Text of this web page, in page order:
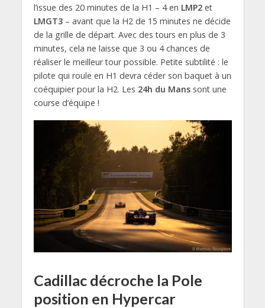
l’issue des 20 minutes de la H1 – 4 en LMP2et
LMGT3– avant que la H2 de 15 minutes ne décide
de la grille de départ. Avec des tours en plus de 3
minutes, cela ne laisse que 3 ou 4 chances de
réaliser le meilleur tour possible. Petite subtilité : le
pilote qui roule en H1 devra céder son baquet à un
coéquipier pour la H2. Les 24h du Manssont une
course d’équipe !
Cadillac décroche la Pole
position en Hypercar